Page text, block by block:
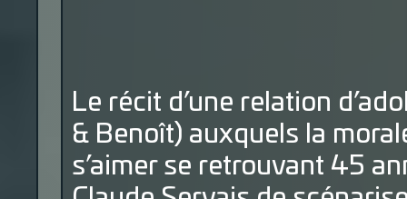
Le récit d’une relation
& Benoît) auxquels la
s’aimer se retrouvant 45